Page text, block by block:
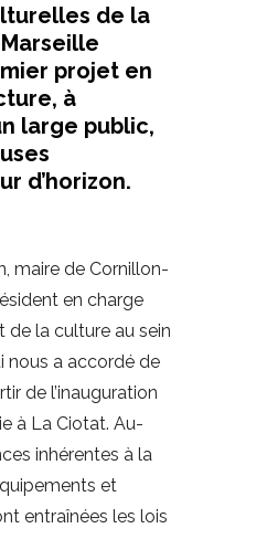
de la
projet en
à
large public,
d’horizon.
maire de Cornillon-
en charge
la culture au sein
nous a accordé de
de l’inauguration
à La Ciotat. Au-
inhérentes à la
et
entraînées les lois